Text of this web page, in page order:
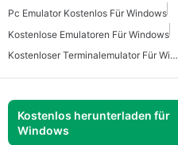
Pc Emulator Kostenlos Für Windows
Kostenlose Emulatoren Für Windows
Kostenloser Terminalemulator Für Windows
Kostenlos herunterladen für
Windows